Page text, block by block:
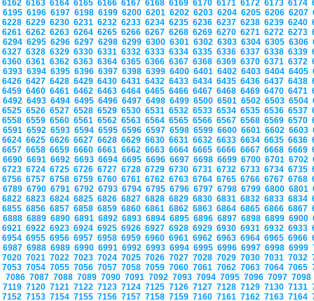
6162 6163 6164 6165 6166 6167 6168 6169 6170 6171 6172 6173 6174
6195 6196 6197 6198 6199 6200 6201 6202 6203 6204 6205 6206 6207
6228 6229 6230 6231 6232 6233 6234 6235 6236 6237 6238 6239 6240
6261 6262 6263 6264 6265 6266 6267 6268 6269 6270 6271 6272 6273
6294 6295 6296 6297 6298 6299 6300 6301 6302 6303 6304 6305 6306
6327 6328 6329 6330 6331 6332 6333 6334 6335 6336 6337 6338 6339
6360 6361 6362 6363 6364 6365 6366 6367 6368 6369 6370 6371 6372
6393 6394 6395 6396 6397 6398 6399 6400 6401 6402 6403 6404 6405
6426 6427 6428 6429 6430 6431 6432 6433 6434 6435 6436 6437 6438
6459 6460 6461 6462 6463 6464 6465 6466 6467 6468 6469 6470 6471
6492 6493 6494 6495 6496 6497 6498 6499 6500 6501 6502 6503 6504
6525 6526 6527 6528 6529 6530 6531 6532 6533 6534 6535 6536 6537
6558 6559 6560 6561 6562 6563 6564 6565 6566 6567 6568 6569 6570
6591 6592 6593 6594 6595 6596 6597 6598 6599 6600 6601 6602 6603
6624 6625 6626 6627 6628 6629 6630 6631 6632 6633 6634 6635 6636
6657 6658 6659 6660 6661 6662 6663 6664 6665 6666 6667 6668 6669
6690 6691 6692 6693 6694 6695 6696 6697 6698 6699 6700 6701 6702
6723 6724 6725 6726 6727 6728 6729 6730 6731 6732 6733 6734 6735
6756 6757 6758 6759 6760 6761 6762 6763 6764 6765 6766 6767 6768
6789 6790 6791 6792 6793 6794 6795 6796 6797 6798 6799 6800 6801
6822 6823 6824 6825 6826 6827 6828 6829 6830 6831 6832 6833 6834
6855 6856 6857 6858 6859 6860 6861 6862 6863 6864 6865 6866 6867
6888 6889 6890 6891 6892 6893 6894 6895 6896 6897 6898 6899 6900
6921 6922 6923 6924 6925 6926 6927 6928 6929 6930 6931 6932 6933
6954 6955 6956 6957 6958 6959 6960 6961 6962 6963 6964 6965 6966
6987 6988 6989 6990 6991 6992 6993 6994 6995 6996 6997 6998 6999
7020 7021 7022 7023 7024 7025 7026 7027 7028 7029 7030 7031 7032
7053 7054 7055 7056 7057 7058 7059 7060 7061 7062 7063 7064 7065
7086 7087 7088 7089 7090 7091 7092 7093 7094 7095 7096 7097
7119 7120 7121 7122 7123 7124 7125 7126 7127 7128 7129 7130 7131
7152 7153 7154 7155 7156 7157 7158 7159 7160 7161 7162 7163 7164